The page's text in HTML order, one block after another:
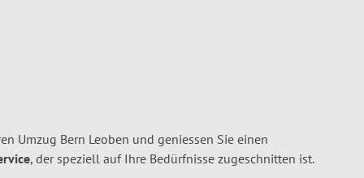
Umzug Bern Leoben und geniessen Sie einen
, der speziell auf Ihre Bedürfnisse zugeschnitten ist.